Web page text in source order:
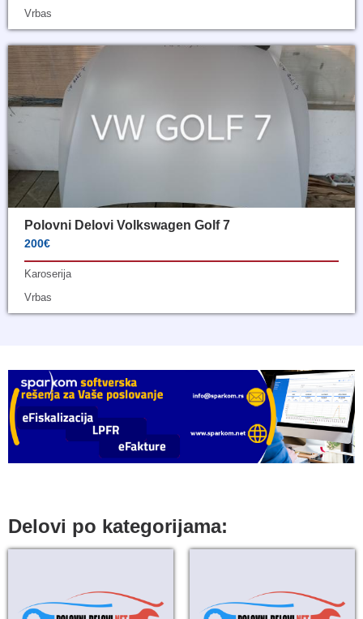
Vrbas
Polovni Delovi Volkswagen Golf 7
200€
Karoserija
Vrbas
Delovi po kategorijama: